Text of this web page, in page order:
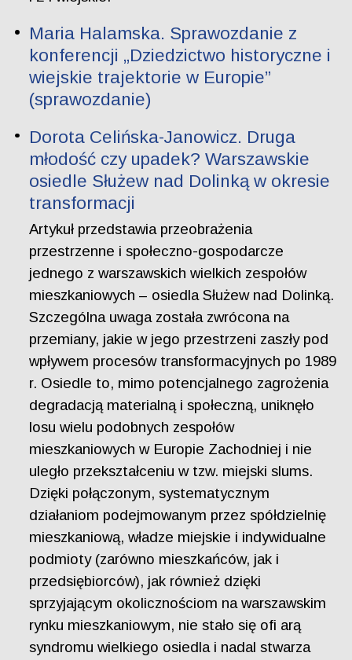
Maria Halamska. Sprawozdanie z
konferencji „Dziedzictwo historyczne i
wiejskie trajektorie w Europie”
(sprawozdanie)
Dorota Celińska-Janowicz. Druga
młodość czy upadek? Warszawskie
osiedle Służew nad Dolinką w okresie
transformacji
Artykuł przedstawia przeobrażenia
przestrzenne i społeczno-gospodarcze
jednego z warszawskich wielkich zespołów
mieszkaniowych – osiedla Służew nad Dolinką.
Szczególna uwaga została zwrócona na
przemiany, jakie w jego przestrzeni zaszły pod
wpływem procesów transformacyjnych po 1989
r. Osiedle to, mimo potencjalnego zagrożenia
degradacją materialną i społeczną, uniknęło
losu wielu podobnych zespołów
mieszkaniowych w Europie Zachodniej i nie
uległo przekształceniu w tzw. miejski slums.
Dzięki połączonym, systematycznym
działaniom podejmowanym przez spółdzielnię
mieszkaniową, władze miejskie i indywidualne
podmioty (zarówno mieszkańców, jak i
przedsiębiorców), jak również dzięki
sprzyjającym okolicznościom na warszawskim
rynku mieszkaniowym, nie stało się ofi arą
syndromu wielkiego osiedla i nadal stwarza